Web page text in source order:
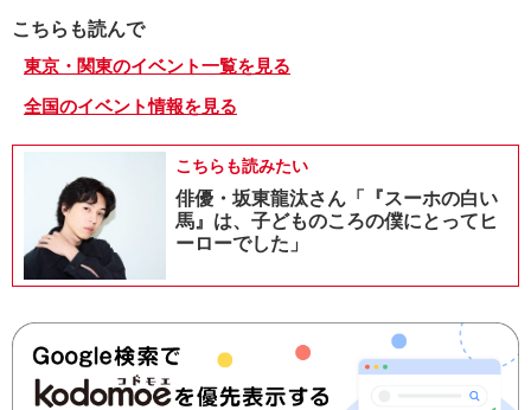
こちらも読んで
東京・関東のイベント一覧を見る
全国のイベント情報を見る
こちらも読みたい
俳優・坂東龍汰さん「『スーホの白い
馬』は、子どものころの僕にとってヒ
ーローでした」